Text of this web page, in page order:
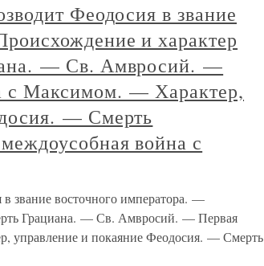
Феодосия в звание
и характер
— Св. Амвросий. —
с Максимом. — Характер,
— Смерть
война с
звание восточного императора. —
Грациана. — Св. Амвросий. — Первая
управление и покаяние Феодосия. — Смерть